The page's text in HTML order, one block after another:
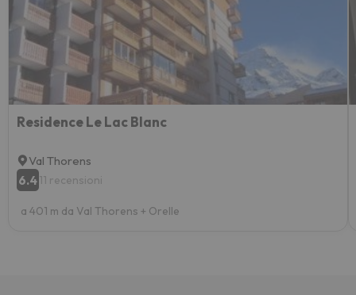
Residence Le Lac Blanc
Val Thorens
6.411 recensioni
a 401 m da Val Thorens + Orelle